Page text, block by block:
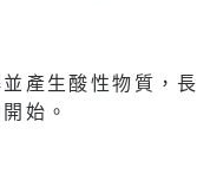
產生酸性物質，長
始。